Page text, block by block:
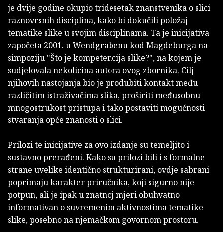
je dvije godine okupio tridesetak znanstvenika o slici
raznovrsnih disciplina, kako bi dokučili položaj
tematike slike u svojim disciplinama. Ta je inicijativa
započeta 2001. u Wendgrabenu kod Magdeburga na
simpoziju "Što je kompetencija slike?", na kojem je
sudjelovala nekolicina autora ovog zbornika. Cilj
njihovih nastojanja bio je produbiti kontakt među
različitim istraživačima slika, proširiti međusobnu
mnogostrukost pristupa i tako postaviti mogućnosti
stvaranja opće znanosti o slici.
Prilozi te inicijative za ovo izdanje su temeljito i
sustavno prerađeni. Kako su prilozi bili i s formalne
strane uvelike identično strukturirani, ovdje sabrani
poprimaju karakter priručnika, koji sigurno nije
potpun, ali je ipak u znatnoj mjeri obuhvatno
informativan o suvremenim aktivnostima tematike
slike, posebno na njemačkom govornom prostoru.